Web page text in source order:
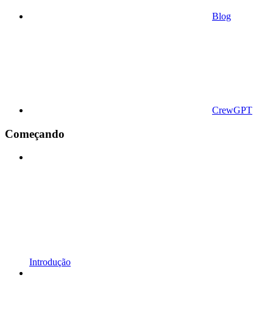
Blog
CrewGPT
Começando
Introdução